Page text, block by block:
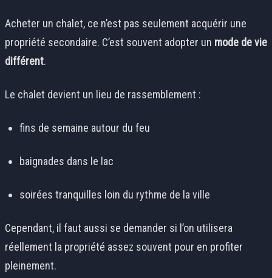
Acheter un chalet, ce n’est pas seulement acquérir une
propriété secondaire. C’est souvent adopter un mode de vie
différent.
Le chalet devient un lieu de rassemblement :
fins de semaine autour du feu
baignades dans le lac
soirées tranquilles loin du rythme de la ville
Cependant, il faut aussi se demander si l’on utilisera
réellement la propriété assez souvent pour en profiter
pleinement.